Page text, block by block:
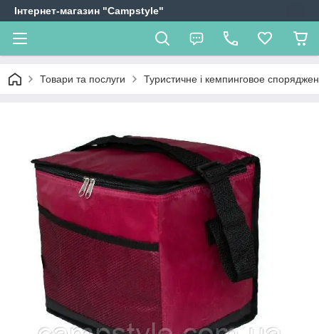
Інтернет-магазин "Campstyle"
Товари та послуги Туристичне і кемпинговое